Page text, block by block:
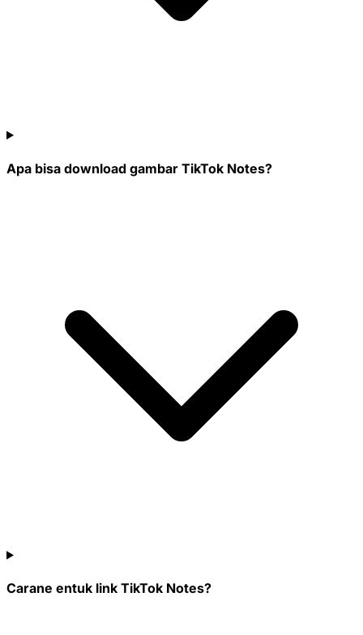
Apa bisa download gambar TikTok Notes?
Carane entuk link TikTok Notes?